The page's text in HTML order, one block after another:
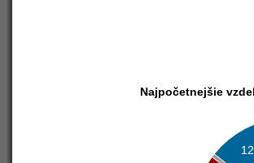
Najpočetnejšie